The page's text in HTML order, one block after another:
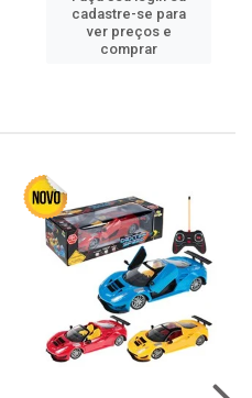
cadastre-se para
ver preços e
comprar